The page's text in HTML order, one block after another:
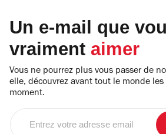
Un e-mail que
vraiment aimer
Vous ne pourrez plus vous passer de
elle, découvrez avant tout le monde
moment.